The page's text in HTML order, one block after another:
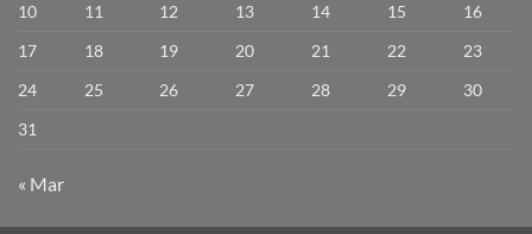
10
11 12 13 14 15
16
17
18 19 20 21 22
23
24
25 26 27 28 29
30
31
« Mar